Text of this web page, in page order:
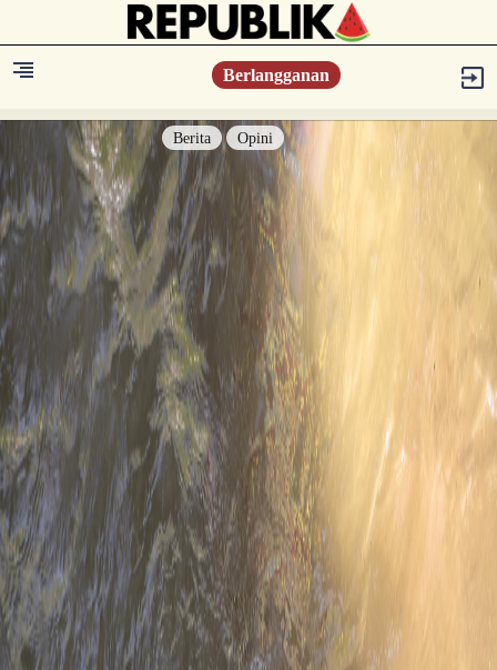
Berlangganan
Berita Opini
Berita
Islam Digest
Hikmah
Opini
Konsultasi Syariah
Resonansi
Sejarah
Lensa
Iqtishodia